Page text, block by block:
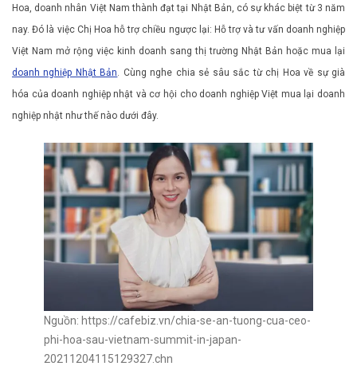
Hoa, doanh nhân Việt Nam thành đạt tại Nhật Bản, có sự khác biệt từ 3 năm
nay. Đó là việc Chị Hoa hỗ trợ chiều ngược lại: Hỗ trợ và tư vấn doanh nghiệp
Việt Nam mở rộng việc kinh doanh sang thị trường Nhật Bản hoặc mua lại
doanh nghiệp Nhật Bản
. Cùng nghe chia sẻ sâu sắc từ chị Hoa về sự già
hóa của doanh nghiệp nhật và cơ hội cho doanh nghiệp Việt mua lại doanh
nghiệp nhật như thế nào dưới đây.
Nguồn: https://cafebiz.vn/chia-se-an-tuong-cua-ceo-
phi-hoa-sau-vietnam-summit-in-japan-
20211204115129327.chn